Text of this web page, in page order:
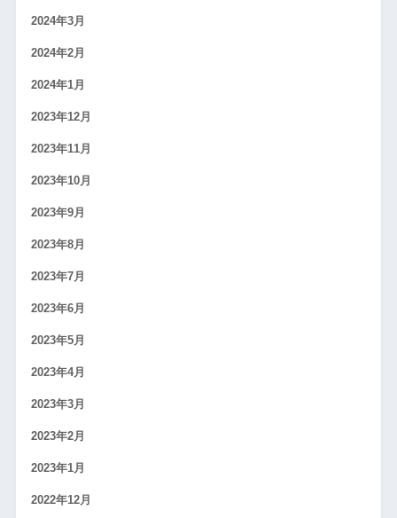
2024年3月
2024年2月
2024年1月
2023年12月
2023年11月
2023年10月
2023年9月
2023年8月
2023年7月
2023年6月
2023年5月
2023年4月
2023年3月
2023年2月
2023年1月
2022年12月